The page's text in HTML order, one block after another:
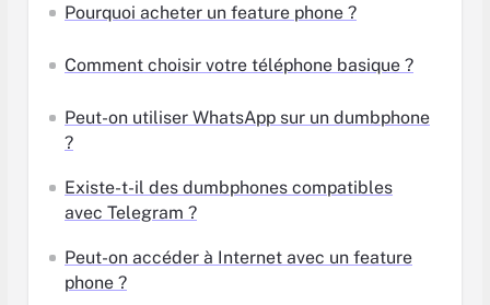
Pourquoi acheter un feature phone ?
Comment choisir votre téléphone basique ?
Peut-on utiliser WhatsApp sur un dumbphone
?
Existe-t-il des dumbphones compatibles
avec Telegram ?
Peut-on accéder à Internet avec un feature
phone ?